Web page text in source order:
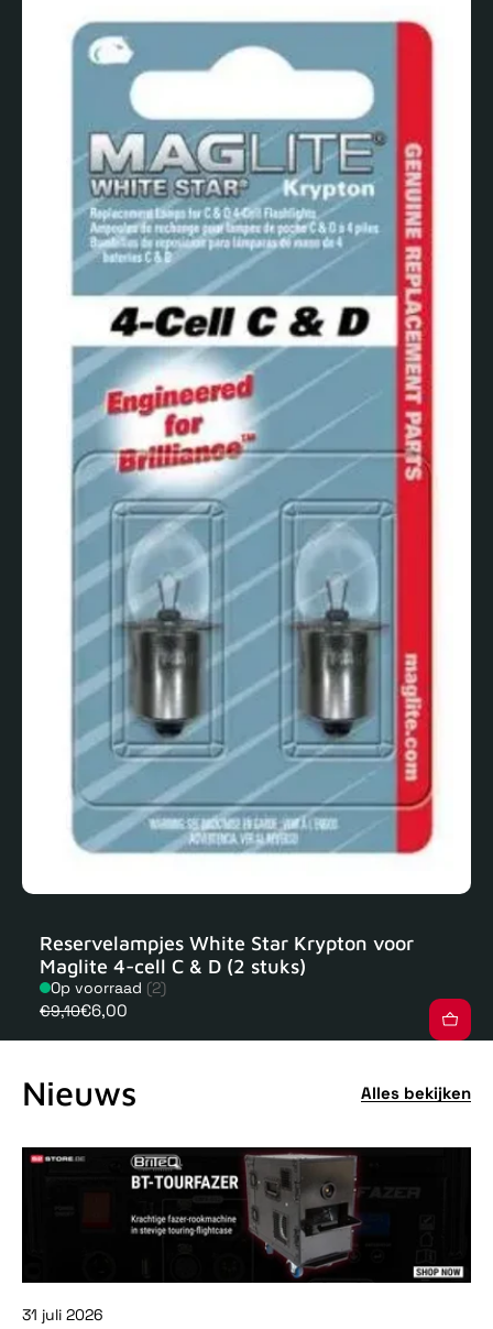
Reservelampjes White Star Krypton voor
Maglite 4-cell C & D (2 stuks)
Op voorraad (2)
€9,10€6,00
Nieuws Alles bekijken
31 juli 2026